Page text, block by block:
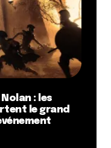
: les
le grand